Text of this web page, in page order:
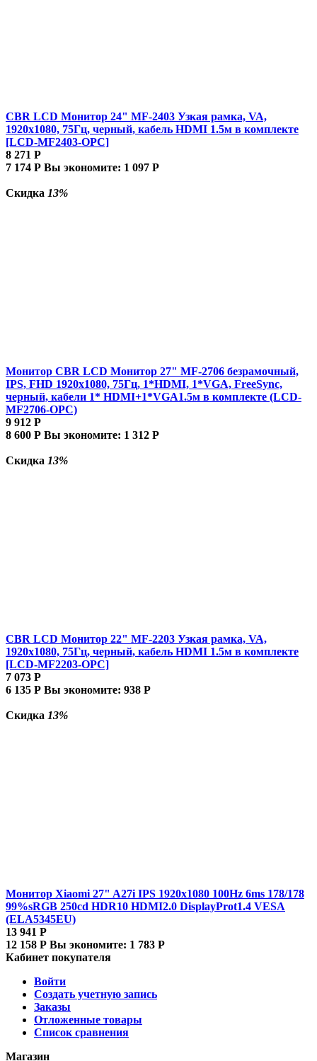
CBR LCD Монитор 24" MF-2403 Узкая рамка, VA,
1920x1080, 75Гц, черный, кабель HDMI 1.5м в комплекте
[LCD-MF2403-OPC]
8 271 Р
7 174 Р Вы экономите: 1 097 Р
Скидка 13%
Монитор CBR LCD Монитор 27" MF-2706 безрамочный,
IPS, FHD 1920x1080, 75Гц, 1*HDMI, 1*VGA, FreeSync,
черный, кабели 1* HDMI+1*VGA1.5м в комплекте (LCD-
MF2706-OPC)
9 912 Р
8 600 Р Вы экономите: 1 312 Р
Скидка 13%
CBR LCD Монитор 22" MF-2203 Узкая рамка, VA,
1920x1080, 75Гц, черный, кабель HDMI 1.5м в комплекте
[LCD-MF2203-OPC]
7 073 Р
6 135 Р Вы экономите: 938 Р
Скидка 13%
Монитор Xiaomi 27" A27i IPS 1920x1080 100Hz 6ms 178/178
99%sRGB 250cd HDR10 HDMI2.0 DisplayProt1.4 VESA
(ELA5345EU)
13 941 Р
12 158 Р Вы экономите: 1 783 Р
Кабинет покупателя
Войти
Создать учетную запись
Заказы
Отложенные товары
Список сравнения
Магазин